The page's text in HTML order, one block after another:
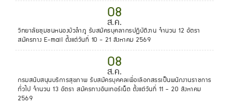
08
ส.ค.
วิทยาลัยชุมชนหนองบัวลำภู รับสมัครบุคลากรปฏิบัติงาน จำนวน 12 อัตรา
สมัครทาง E-mail ตั้งแต่วันที่ 10 - 21 สิงหาคม 2569
08
ส.ค.
กรมสนับสนุนบริการสุขภาพ รับสมัครบุคคลเพื่อเลือกสรรเป็นพนักงานราชการ
ทั่วไป จำนวน 13 อัตรา สมัครทางอินเทอร์เน็ต ตั้งแต่วันที่ 11 - 20 สิงหาคม
2569